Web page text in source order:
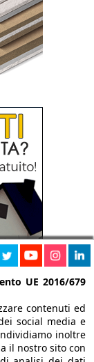
UE 2016/679
contenuti ed
social media e
inoltre
il nostro sito con